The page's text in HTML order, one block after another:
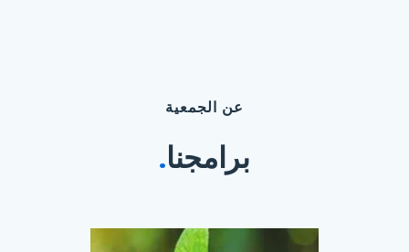
عن الجمعية
برامجنا.